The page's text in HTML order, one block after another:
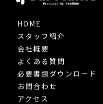
HOME
スタッフ紹介
会社概要
よくある質問
必要書類ダウンロード
お問合わせ
アクセス